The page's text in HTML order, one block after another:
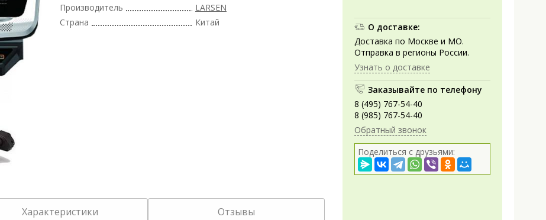
О доставке:
Доставка по Москве и МО.
Отправка в регионы России.
Узнать о доставке
Заказывайте по телефону
8 (495) 767-54-40
8 (985) 767-54-40
Обратный звонок
Поделиться с друзьями:
Производитель
LARSEN
Страна
Китай
Характеристики Отзывы